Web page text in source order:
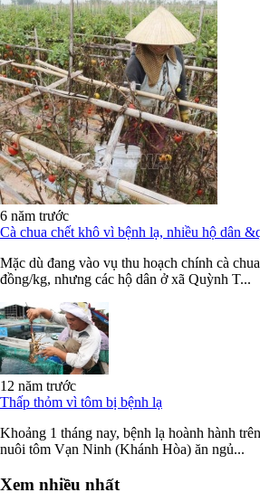
6 năm trước
Cà chua chết khô vì bệnh lạ, nhiều hộ dân
Mặc dù đang vào vụ thu hoạch chính cà
đồng/kg, nhưng các hộ dân ở xã Quỳnh T...
12 năm trước
Thấp thỏm vì tôm bị bệnh lạ
Khoảng 1 tháng nay, bệnh lạ hoành hành
nuôi tôm Vạn Ninh (Khánh Hòa) ăn ngủ...
Xem nhiều nhất